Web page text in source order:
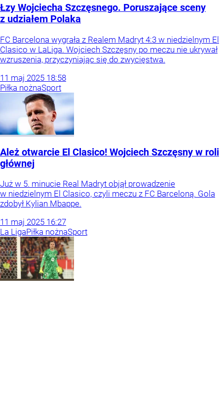
Łzy Wojciecha Szczęsnego. Poruszające sceny
z udziałem Polaka
FC Barcelona wygrała z Realem Madryt 4:3 w niedzielnym El
Clasico w LaLiga. Wojciech Szczęsny po meczu nie ukrywał
wzruszenia, przyczyniając się do zwycięstwa.
11 maj 2025 18:58
Piłka nożnaSport
Ależ otwarcie El Clasico! Wojciech Szczęsny w roli
głównej
Już w 5. minucie Real Madryt objął prowadzenie
w niedzielnym El Clasico, czyli meczu z FC Barceloną. Gola
zdobył Kylian Mbappe.
11 maj 2025 16:27
La LigaPiłka nożnaSport